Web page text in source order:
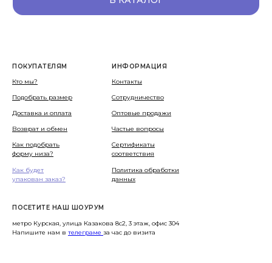
ПОКУПАТЕЛЯМ
ИНФОРМАЦИЯ
Кто мы?
Подобрать размер
Доставка и оплата
Возврат и обмен
Сертификаты
соответствия
Контакты
Оптовые продажи
Сотрудничество
Политика обработки
данных
Как подобрать
форму низа?
Частые вопросы
Как будет
упакован заказ?
ПОСЕТИТЕ НАШ ШОУРУМ
метро Курская, улица Казакова 8с2, 3 этаж, офис 304
Напишите нам в телеграме за час до визита